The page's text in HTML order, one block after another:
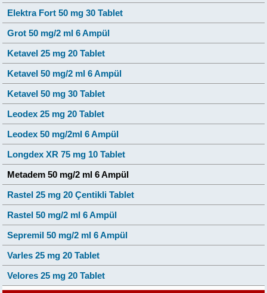
Elektra Fort 50 mg 30 Tablet
Grot 50 mg/2 ml 6 Ampül
Ketavel 25 mg 20 Tablet
Ketavel 50 mg/2 ml 6 Ampül
Ketavel 50 mg 30 Tablet
Leodex 25 mg 20 Tablet
Leodex 50 mg/2ml 6 Ampül
Longdex XR 75 mg 10 Tablet
Metadem 50 mg/2 ml 6 Ampül
Rastel 25 mg 20 Çentikli Tablet
Rastel 50 mg/2 ml 6 Ampül
Sepremil 50 mg/2 ml 6 Ampül
Varles 25 mg 20 Tablet
Velores 25 mg 20 Tablet